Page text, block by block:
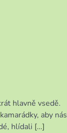
hlavně vsedě.
aby nás
hlídali […]